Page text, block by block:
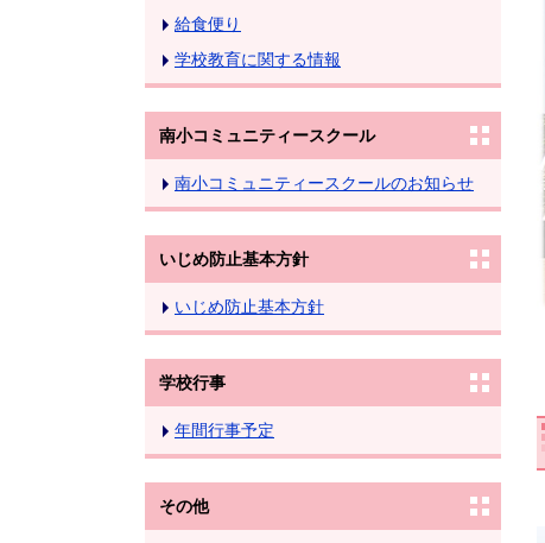
給食便り
学校教育に関する情報
南小コミュニティースクール
南小コミュニティースクールのお知らせ
いじめ防止基本方針
いじめ防止基本方針
学校行事
年間行事予定
その他